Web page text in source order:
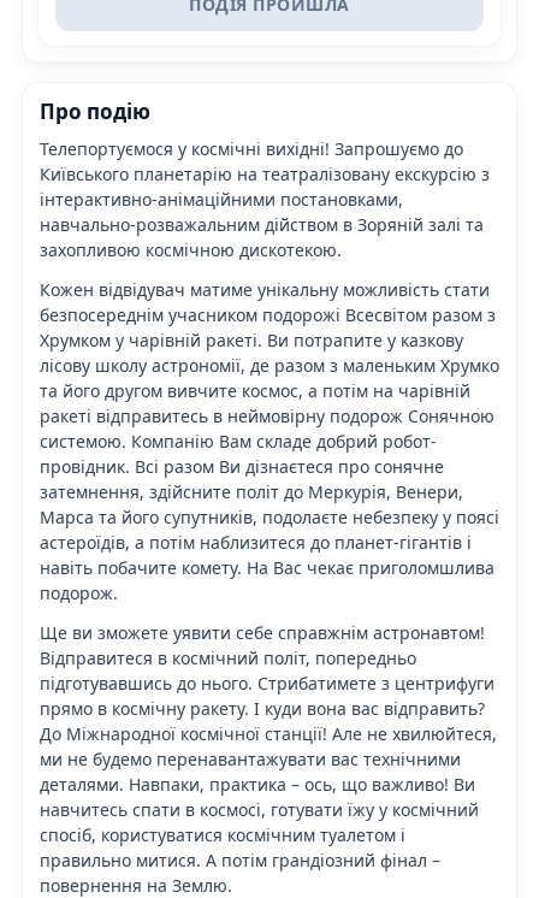
Про подію
Телепортуємося у космічні вихідні! Запрошуємо до
Київського планетарію на театралізовану екскурсію з
інтерактивно-анімаційними постановками,
навчально-розважальним дійством в Зоряній залі та
захопливою космічною дискотекою.
Кожен відвідувач матиме унікальну можливість стати
безпосереднім учасником подорожі Всесвітом разом з
Хрумком у чарівній ракеті. Ви потрапите у казкову
лісову школу астрономії, де разом з маленьким Хрумко
та його другом вивчите космос, а потім на чарівній
ракеті відправитесь в неймовірну подорож Сонячною
системою. Компанію Вам складе добрий робот-
провідник. Всі разом Ви дізнаєтеся про сонячне
затемнення, здійсните політ до Меркурія, Венери,
Марса та його супутників, подолаєте небезпеку у поясі
астероїдів, а потім наблизитеся до планет-гігантів і
навіть побачите комету. На Вас чекає приголомшлива
подорож.
Ще ви зможете уявити себе справжнім астронавтом!
Відправитеся в космічний політ, попередньо
підготувавшись до нього. Стрибатимете з центрифуги
прямо в космічну ракету. І куди вона вас відправить?
До Міжнародної космічної станції! Але не хвилюйтеся,
ми не будемо перенавантажувати вас технічними
деталями. Навпаки, практика – ось, що важливо! Ви
навчитесь спати в космосі, готувати їжу у космічний
спосіб, користуватися космічним туалетом і
правильно митися. А потім грандіозний фінал –
повернення на Землю.